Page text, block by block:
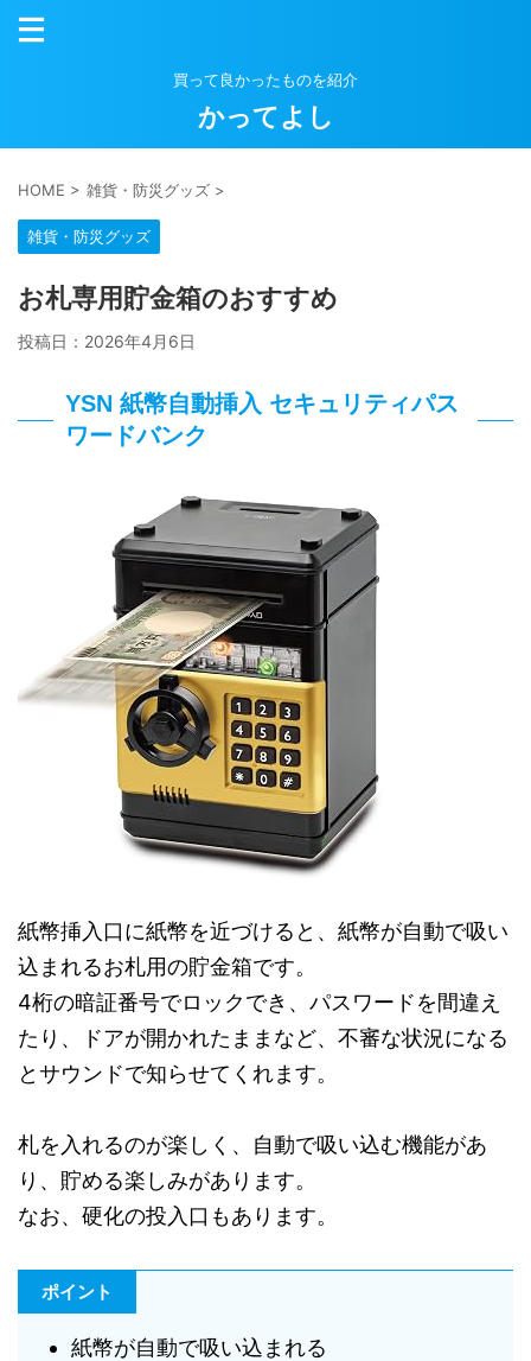
買って良かったものを紹介
かってよし
HOME > 雑貨・防災グッズ >
雑貨・防災グッズ
お札専用貯金箱のおすすめ
投稿日： 2026年4月6日
YSN 紙幣自動挿入 セキュリティパス
ワードバンク
紙幣挿入口に紙幣を近づけると、紙幣が自動で吸い
込まれるお札用の貯金箱です。
4桁の暗証番号でロックでき、パスワードを間違え
たり、ドアが開かれたままなど、不審な状況になる
とサウンドで知らせてくれます。
札を入れるのが楽しく、自動で吸い込む機能があ
り、貯める楽しみがあります。
なお、硬化の投入口もあります。
ポイント
紙幣が自動で吸い込まれる